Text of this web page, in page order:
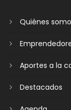
Quiénes
Aportes a la
Destacados